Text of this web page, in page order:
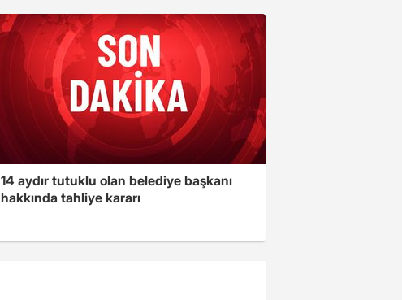
14 aydır tutuklu olan belediye başkanı
hakkında tahliye kararı